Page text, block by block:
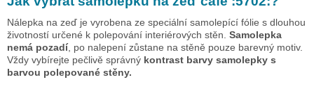
Nálepka na zeď je vyrobena ze speciální samolepící fólie s dlouhou
životností určené k polepování interiérových stěn. Samolepka
nemá pozadí, po nalepení zůstane na stěně pouze barevný motiv.
Vždy vybírejte pečlivě správný kontrast barvy samolepky s
barvou polepované stěny.